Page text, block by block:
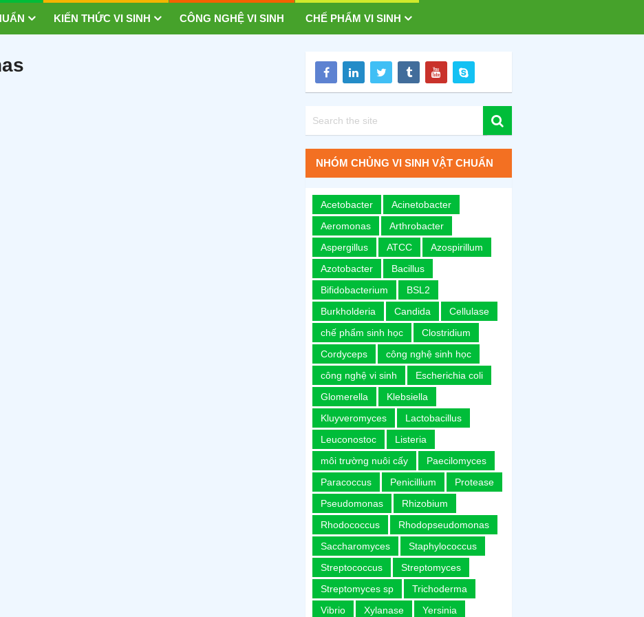
KIẾN THỨC VI SINH CÔNG NGHỆ VI SINH CHẾ PHẨM VI SINH
NHÓM CHỦNG VI SINH VẬT CHUẨN
Acetobacter
Acinetobacter
Aeromonas
Arthrobacter
Aspergillus
ATCC
Azospirillum
Azotobacter
Bacillus
Bifidobacterium
BSL2
Burkholderia
Candida
Cellulase
chế phẩm sinh học
Clostridium
Cordyceps
công nghệ sinh học
công nghệ vi sinh
Escherichia coli
Glomerella
Klebsiella
Kluyveromyces
Lactobacillus
Leuconostoc
Listeria
môi trường nuôi cấy
Paecilomyces
Paracoccus
Penicillium
Protease
Pseudomonas
Rhizobium
Rhodococcus
Rhodopseudomonas
Saccharomyces
Staphylococcus
Streptococcus
Streptomyces
Streptomyces sp
Trichoderma
Vibrio
Xylanase Yersinia